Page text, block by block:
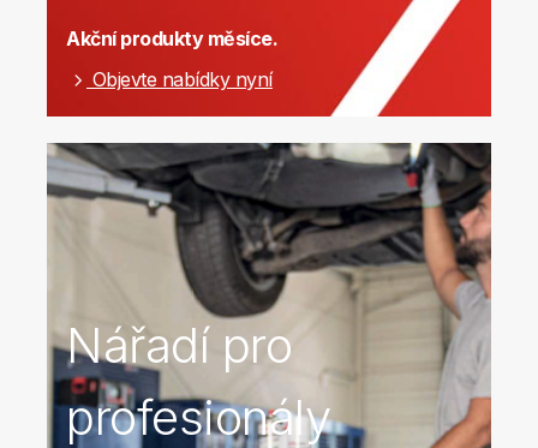
Akční produkty měsíce.
Objevte nabídky nyní
Nářadí pro
profesionály